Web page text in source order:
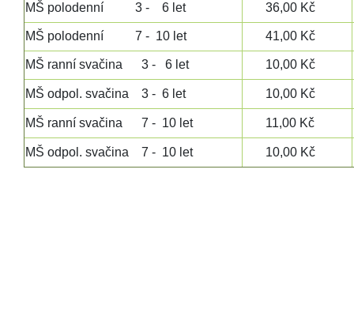
MŠ polodenní 3 - 6 let 36,00 Kč
MŠ polodenní 7 - 10 let 41,00 Kč
MŠ ranní svačina 3 - 6 let 10,00 Kč
MŠ odpol. svačina 3 - 6 let 10,00 Kč
MŠ ranní svačina 7 - 10 let 11,00 Kč
MŠ odpol. svačina 7 - 10 let 10,00 Kč